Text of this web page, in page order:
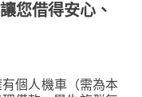
您借得安心、
個人機車（需為本